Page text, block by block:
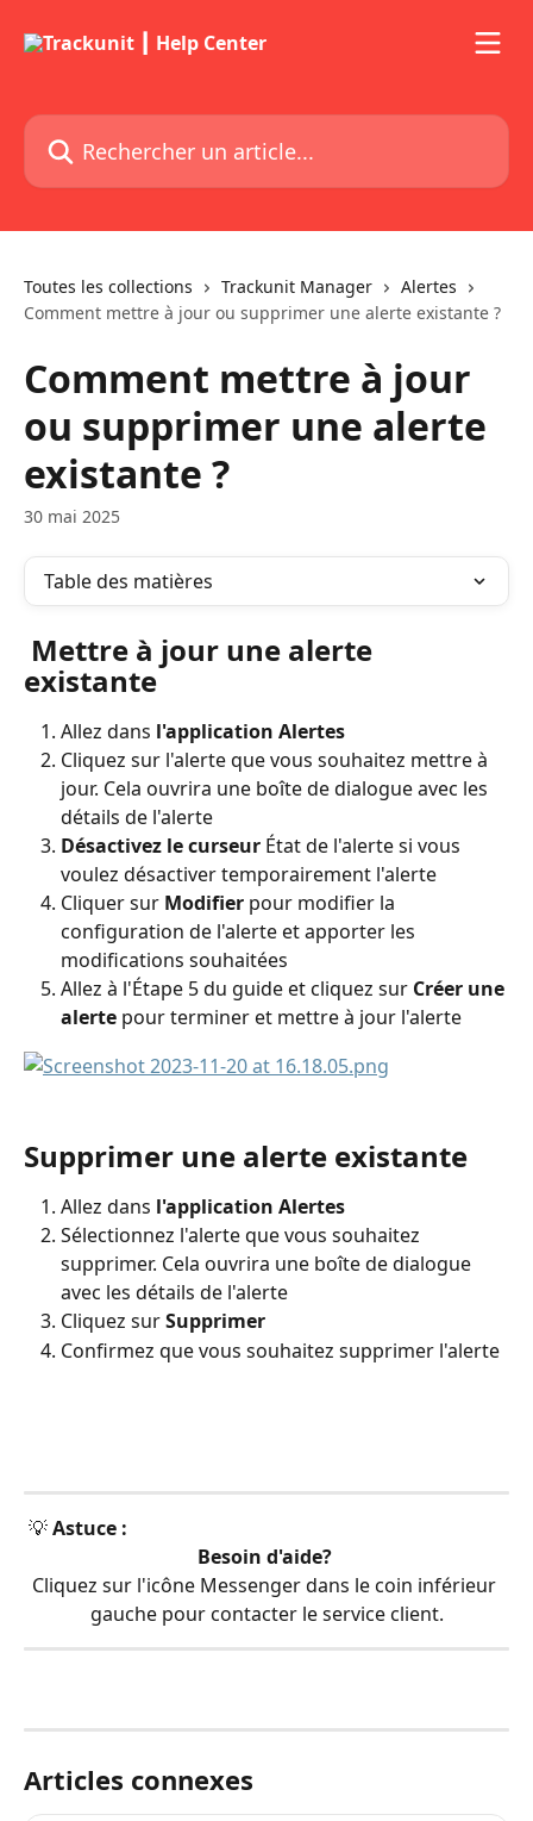
Rechercher un article...
Toutes les collections Trackunit Manager
Alertes
Comment mettre à jour ou supprimer une alerte existante ?
Comment mettre à jour
ou supprimer une alerte
existante ?
30 mai 2025
Table des matières
existante
Allez dans l'application Alertes
Cliquez sur l'alerte que vous souhaitez mettre à
jour. Cela ouvrira une boîte de dialogue avec les
détails de l'alerte
Désactivez le curseur État de l'alerte si vous
voulez désactiver temporairement l'alerte
Cliquer sur Modifier pour modifier la
configuration de l'alerte et apporter les
modifications souhaitées
Allez à l'Étape 5 du guide et cliquez sur Créer une
alerte pour terminer et mettre à jour l'alerte
Supprimer une alerte existante
Allez dans l'application Alertes
Sélectionnez l'alerte que vous souhaitez
supprimer. Cela ouvrira une boîte de dialogue
avec les détails de l'alerte
Cliquez sur Supprimer
Confirmez que vous souhaitez supprimer l'alerte
💡 Astuce :
Besoin d'aide?
Cliquez sur l'icône Messenger dans le coin inférieur
gauche pour contacter le service client.
Articles connexes